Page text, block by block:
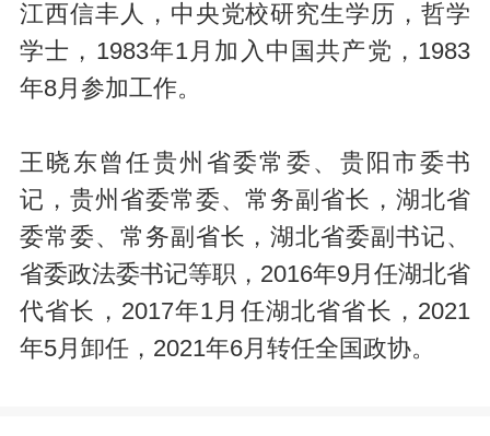
江西信丰人，中央党校研究生学历，哲学
学士，1983年1月加入中国共产党，1983
年8月参加工作。
王晓东曾任贵州省委常委、贵阳市委书
记，贵州省委常委、常务副省长，湖北省
委常委、常务副省长，湖北省委副书记、
省委政法委书记等职，2016年9月任湖北省
代省长，2017年1月任湖北省省长，2021
年5月卸任，2021年6月转任全国政协。